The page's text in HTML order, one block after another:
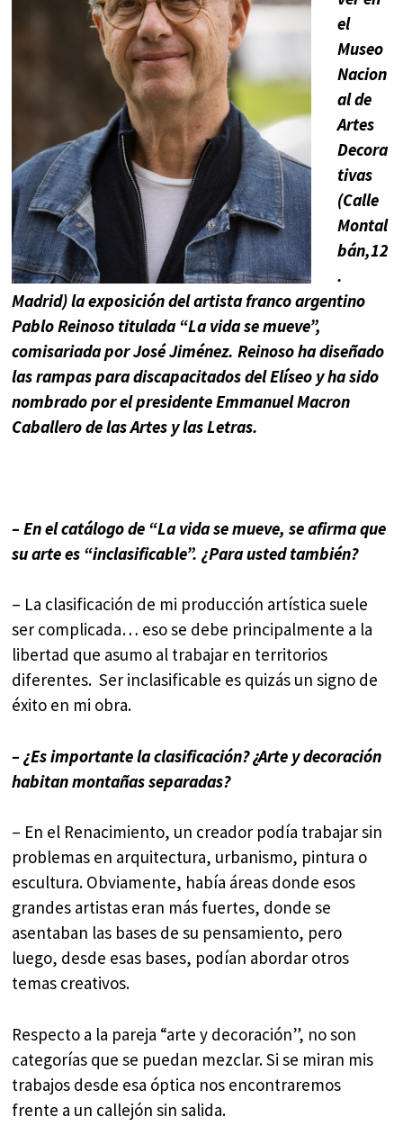
el
Museo
Nacion
al de
Artes
Decora
tivas
(Calle
Montal
bán,12
.
Madrid) la exposición del artista franco argentino
Pablo Reinoso titulada “La vida se mueve”,
comisariada por José Jiménez. Reinoso ha diseñado
las rampas para discapacitados del Elíseo y ha sido
nombrado por el presidente Emmanuel Macron
Caballero de las Artes y las Letras.
– En el catálogo de “La vida se mueve, se afirma que
su arte es “inclasificable”. ¿Para usted también?
– La clasificación de mi producción artística suele
ser complicada… eso se debe principalmente a la
libertad que asumo al trabajar en territorios
diferentes. Ser inclasificable es quizás un signo de
éxito en mi obra.
– ¿Es importante la clasificación? ¿Arte y decoración
habitan montañas separadas?
– En el Renacimiento, un creador podía trabajar sin
problemas en arquitectura, urbanismo, pintura o
escultura. Obviamente, había áreas donde esos
grandes artistas eran más fuertes, donde se
asentaban las bases de su pensamiento, pero
luego, desde esas bases, podían abordar otros
temas creativos.
Respecto a la pareja “arte y decoración”, no son
categorías que se puedan mezclar. Si se miran mis
trabajos desde esa óptica nos encontraremos
frente a un callejón sin salida.